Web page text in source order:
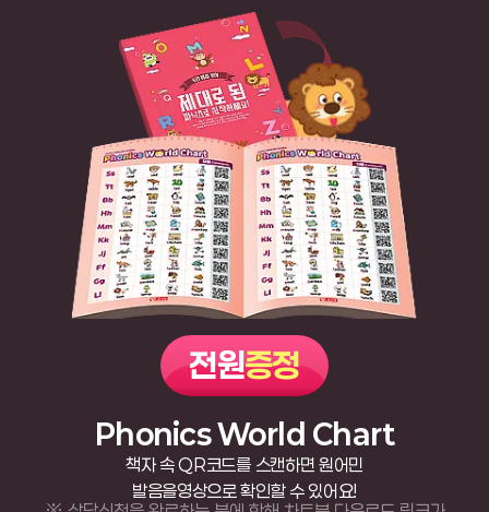
전원증정
Phonics World Chart
책자 속 QR코드를 스캔하면 원어민
발음을영상으로 확인할 수 있어요!